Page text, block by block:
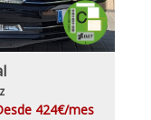
424€/mes